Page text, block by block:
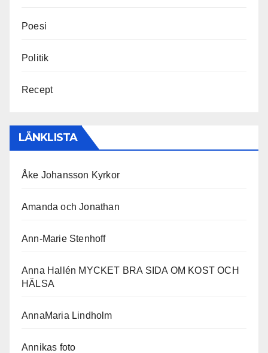
Poesi
Politik
Recept
LÄNKLISTA
Åke Johansson Kyrkor
Amanda och Jonathan
Ann-Marie Stenhoff
Anna Hallén MYCKET BRA SIDA OM KOST OCH
HÄLSA
AnnaMaria Lindholm
Annikas foto